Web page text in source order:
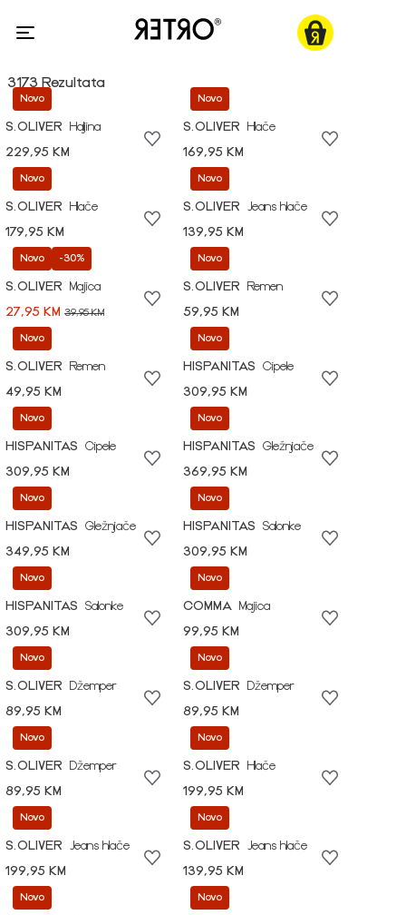
3173 Rezultata
Novo
S.OLIVER
Haljina
229,95 KM
Novo
S.OLIVER
Hlače
169,95 KM
Novo
S.OLIVER
Hlače
179,95 KM
Novo
S.OLIVER
Jeans hlače
139,95 KM
Novo -30%
S.OLIVER
Majica
27,95 KM 39,95 KM
Novo
S.OLIVER
Remen
59,95 KM
Novo
S.OLIVER
Remen
49,95 KM
Novo
HISPANITAS
Cipele
309,95 KM
Novo
HISPANITAS
Cipele
309,95 KM
Novo
HISPANITAS
Gležnjače
369,95 KM
Novo
HISPANITAS
Gležnjače
349,95 KM
Novo
HISPANITAS
Salonke
309,95 KM
Novo
HISPANITAS
Salonke
309,95 KM
Novo
COMMA
Majica
99,95 KM
Novo
S.OLIVER
Džemper
89,95 KM
Novo
S.OLIVER
Džemper
89,95 KM
Novo
S.OLIVER
Džemper
89,95 KM
Novo
S.OLIVER
Hlače
199,95 KM
Novo
S.OLIVER
Jeans hlače
199,95 KM
Novo
S.OLIVER
Jeans hlače
139,95 KM
Novo Novo